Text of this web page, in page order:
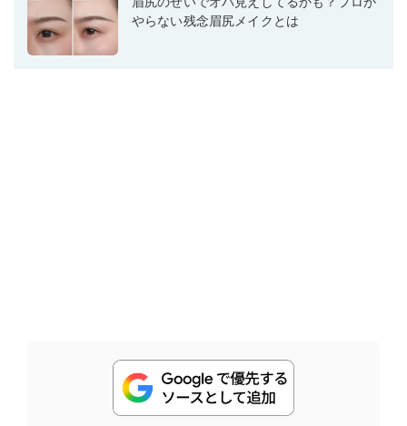
やらない残念眉尻メイクとは